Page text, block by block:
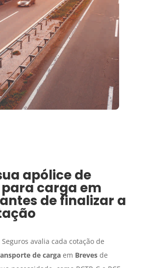
apólice de
para carga em
antes de finalizar a
avalia cada cotação de
de cargaem Brevesde